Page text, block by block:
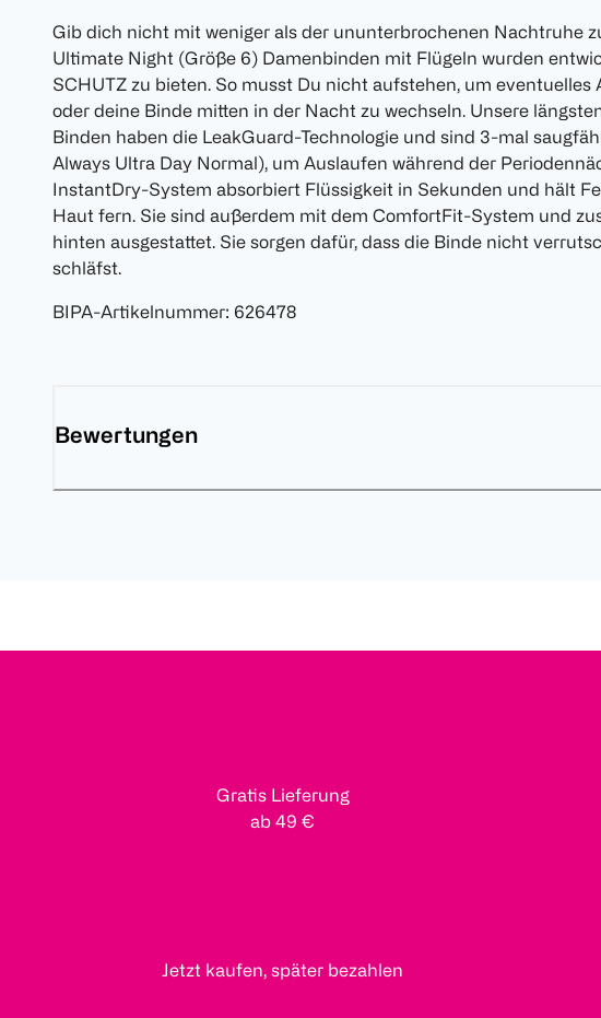
Gib dich nicht mit weniger als der ununterbrochenen Nachtruhe
Ultimate Night (Größe 6) Damenbinden mit Flügeln wurden
SCHUTZ zu bieten. So musst Du nicht aufstehen, um eventuelles
oder deine Binde mitten in der Nacht zu wechseln. Unsere
Binden haben die LeakGuard-Technologie und sind 3-mal
Always Ultra Day Normal), um Auslaufen während der
InstantDry-System absorbiert Flüssigkeit in Sekunden und hält
Haut fern. Sie sind außerdem mit dem ComfortFit-System und
hinten ausgestattet. Sie sorgen dafür, dass die Binde nicht
schläfst.
BIPA-Artikelnummer: 626478
Bewertungen
Gratis Lieferung
ab 49 €
Jetzt kaufen, später bezahlen